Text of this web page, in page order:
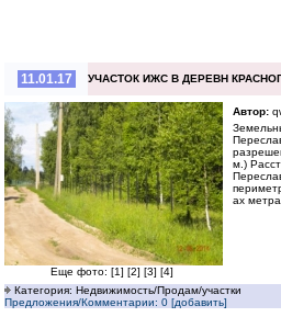
11.01.17 УЧАСТОК ИЖС В ДЕРЕВН
Еще фото: [1] [2] [3] [4]
Автор:
м.)
ах
Категория: Недвижимость/Продам/участки
Предложения/Комментарии: 0 [добавить]